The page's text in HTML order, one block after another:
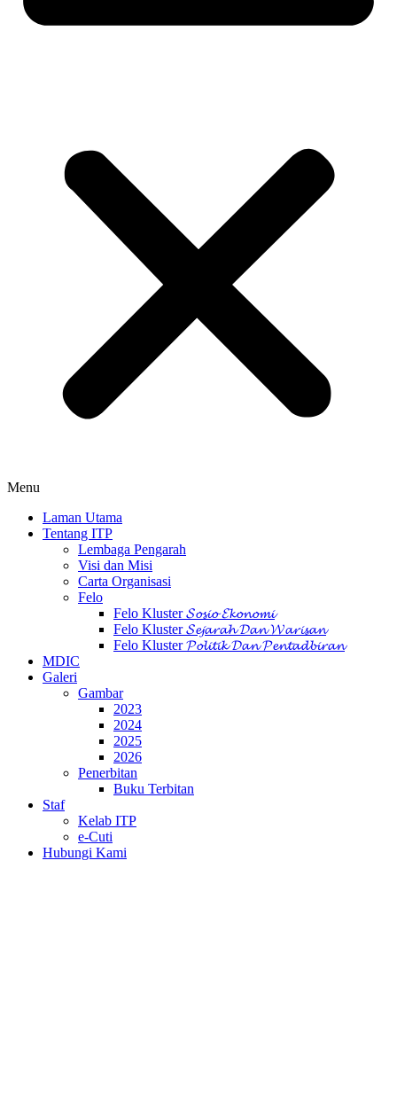
Menu
Laman Utama
Tentang ITP
Lembaga Pengarah
Visi dan Misi
Carta Organisasi
Felo
Felo Kluster 𝓢𝓸𝓼𝓲𝓸 𝓔𝓴𝓸𝓷𝓸𝓶𝓲
Felo Kluster 𝓢𝓮𝓳𝓪𝓻𝓪𝓱 𝓓𝓪𝓷 𝓦𝓪𝓻𝓲𝓼𝓪𝓷
Felo Kluster 𝓟𝓸𝓵𝓲𝓽𝓲𝓴 𝓓𝓪𝓷 𝓟𝓮𝓷𝓽𝓪𝓭𝓫𝓲𝓻𝓪𝓷
MDIC
Galeri
Gambar
2023
2024
2025
2026
Penerbitan
Buku Terbitan
Staf
Kelab ITP
e-Cuti
Hubungi Kami